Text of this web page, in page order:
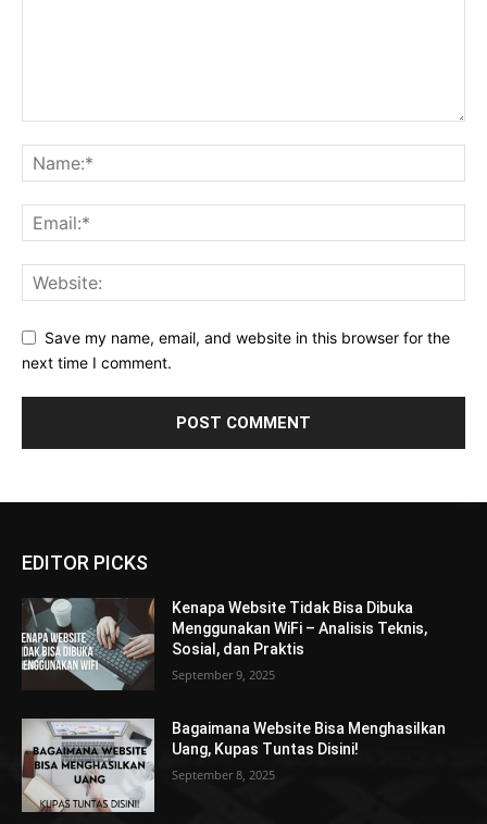
Save my name, email, and website in this browser for the
next time I comment.
EDITOR PICKS
Kenapa Website Tidak Bisa Dibuka
Menggunakan WiFi – Analisis Teknis,
Sosial, dan Praktis
September 9, 2025
Bagaimana Website Bisa Menghasilkan
Uang, Kupas Tuntas Disini!
September 8, 2025